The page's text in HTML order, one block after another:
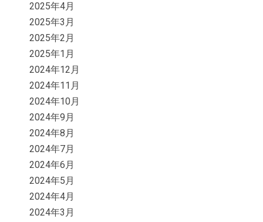
2025年4月
2025年3月
2025年2月
2025年1月
2024年12月
2024年11月
2024年10月
2024年9月
2024年8月
2024年7月
2024年6月
2024年5月
2024年4月
2024年3月